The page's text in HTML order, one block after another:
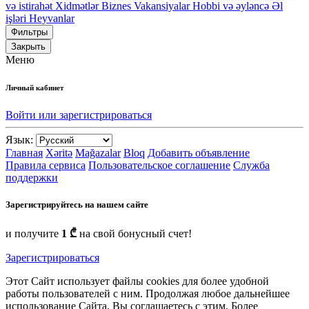
və istirahət Xidmətlər Biznes Vakansiyalar Hobbi və əyləncə Əl
işləri Heyvanlar
Фильтры
Закрыть
Меню
Личный кабинет
Войти или зарегистрироваться
Язык:
Главная Xəritə Mağazalar Bloq Добавить объявление
Правила сервиса Пользовательское соглашение Служба
поддержки
Зарегистрируйтесь на нашем сайте
и получите 1 ₾ на свой бонусный счет!
Зарегистрироваться
Этот Сайт использует файлы cookies для более удобной
работы пользователей с ним. Продолжая любое дальнейшее
использование Сайта, Вы соглашаетесь с этим. Более